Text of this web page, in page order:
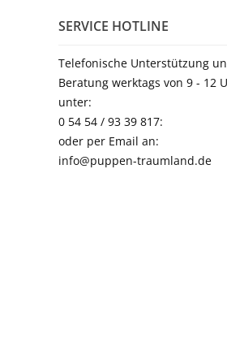
SERVICE HOTLINE
Telefonische Unterstützung
Beratung werktags von 9 - 12
unter:
0 54 54 / 93 39 817:
oder per Email an:
info@puppen-traumland.de